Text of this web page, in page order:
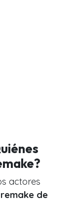
actores
remake de